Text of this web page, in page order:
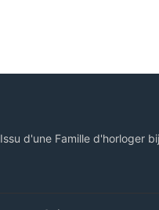
Issu d'une Famille d'horloger